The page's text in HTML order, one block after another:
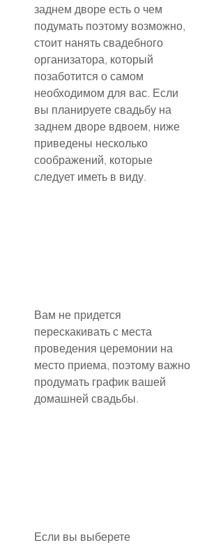
заднем дворе есть о чем
подумать поэтому возможно,
стоит нанять свадебного
организатора, который
позаботится о самом
необходимом для вас. Если
вы планируете свадьбу на
заднем дворе вдвоем, ниже
приведены несколько
соображений, которые
следует иметь в виду.
Вам не придется
перескакивать с места
проведения церемонии на
место приема, поэтому важно
продумать график вашей
домашней свадьбы.
Если вы выберете